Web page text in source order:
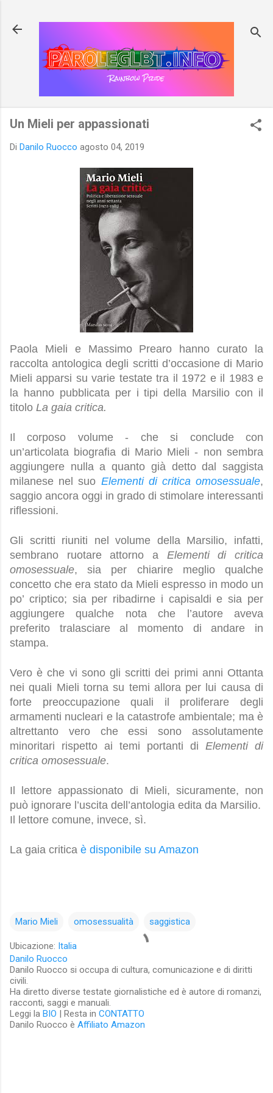
Un Mieli per appassionati
Di Danilo Ruocco agosto 04, 2019
Paola Mieli e Massimo Prearo hanno curato la
raccolta antologica degli scritti d’occasione di Mario
Mieli apparsi su varie testate tra il 1972 e il 1983 e
la hanno pubblicata per i tipi della Marsilio con il
titolo La gaia critica.
Il corposo volume - che si conclude con
un’articolata biografia di Mario Mieli - non sembra
aggiungere nulla a quanto già detto dal saggista
milanese nel suo Elementi di critica omosessuale,
saggio ancora oggi in grado di stimolare interessanti
riflessioni.
Gli scritti riuniti nel volume della Marsilio, infatti,
sembrano ruotare attorno a Elementi di critica
omosessuale, sia per chiarire meglio qualche
concetto che era stato da Mieli espresso in modo un
po’ criptico; sia per ribadirne i capisaldi e sia per
aggiungere qualche nota che l’autore aveva
preferito tralasciare al momento di andare in
stampa.
Vero è che vi sono gli scritti dei primi anni Ottanta
nei quali Mieli torna su temi allora per lui causa di
forte preoccupazione quali il proliferare degli
armamenti nucleari e la catastrofe ambientale; ma è
altrettanto vero che essi sono assolutamente
minoritari rispetto ai temi portanti di Elementi di
critica omosessuale.
Il lettore appassionato di Mieli, sicuramente, non
può ignorare l’uscita dell’antologia edita da Marsilio.
Il lettore comune, invece, sì.
La gaia critica è disponibile su Amazon
Mario Mieli omosessualità saggistica
Ubicazione: Italia
Danilo Ruocco
Danilo Ruocco si occupa di cultura, comunicazione e di diritti
civili.
Ha diretto diverse testate giornalistiche ed è autore di romanzi,
racconti, saggi e manuali.
Leggi la BIO | Resta in CONTATTO
Danilo Ruocco è Affiliato Amazon